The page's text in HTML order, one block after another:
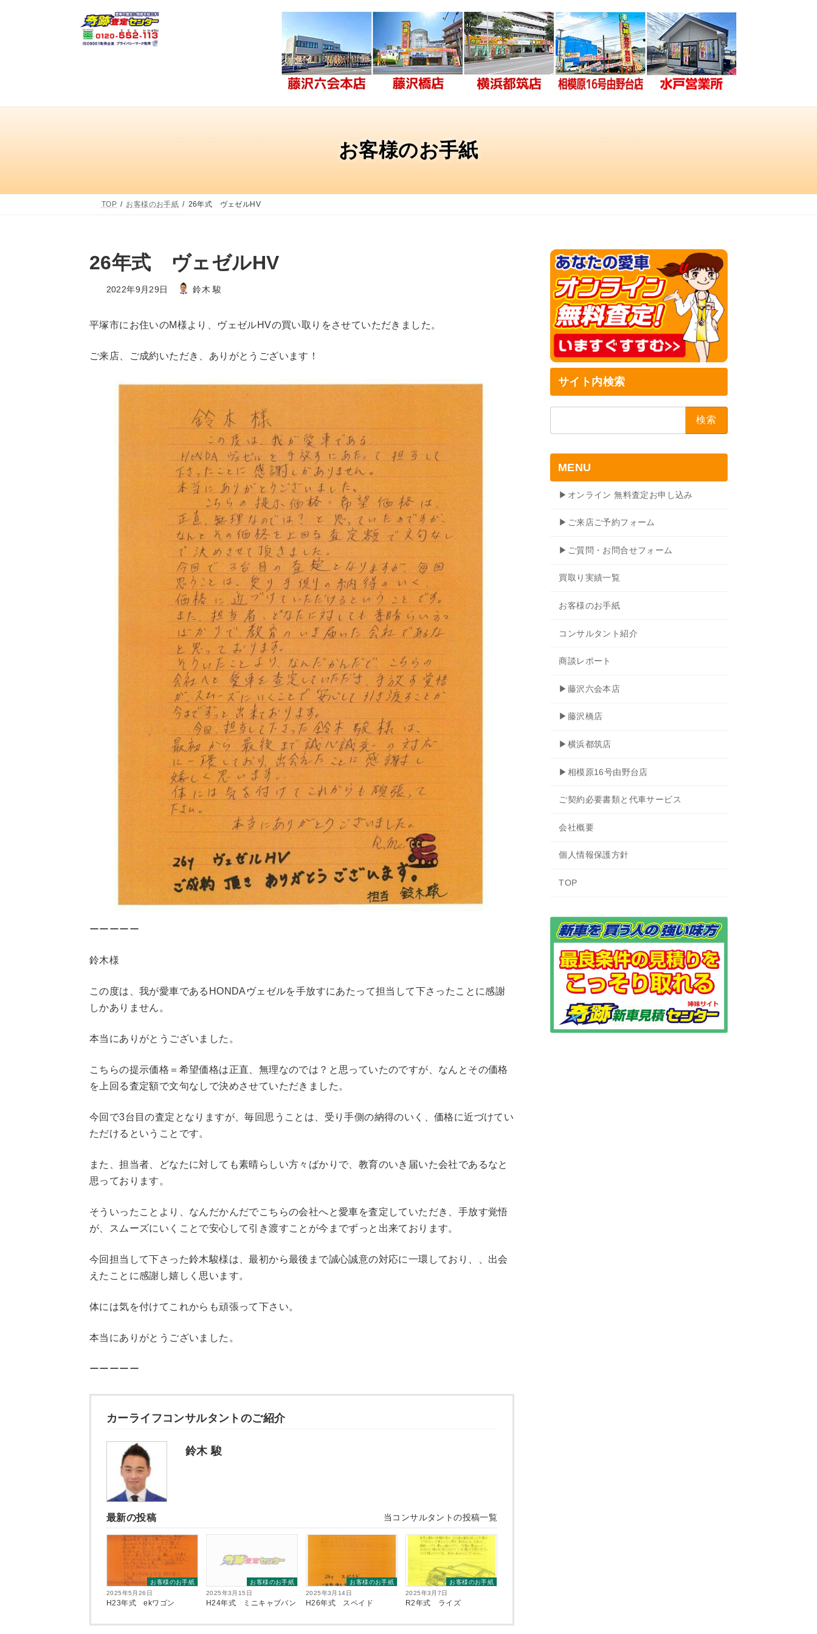
ス
ン
お客様のお手紙
TOP お客様のお手紙 26年式 ヴェゼルHV
26年式 ヴェゼルHV
最
更
新
時
2022年9月29日 鈴木 駿
平塚市にお住いのM様より、ヴェゼルHVの買い取りをさせていただきました。
ご来店、ご成約いただき、ありがとうございます！
ーーーーー
鈴木様
この度は、我が愛車であるHONDAヴェゼルを手放すにあたって担当して下さったことに感謝
しかありません。
本当にありがとうございました。
こちらの提示価格＝希望価格は正直、無理なのでは？と思っていたのですが、なんとその価格
を上回る査定額で文句なしで決めさせていただきました。
今回で3台目の査定となりますが、毎回思うことは、受り手側の納得のいく、価格に近づけてい
ただけるということです。
また、担当者、どなたに対しても素晴らしい方々ばかりで、教育のいき届いた会社であるなと
思っております。
そういったことより、なんだかんだでこちらの会社へと愛車を査定していただき、手放す覚悟
が、スムーズにいくことで安心して引き渡すことが今までずっと出来ております。
今回担当して下さった鈴木駿様は、最初から最後まで誠心誠意の対応に一環しており、、出会
えたことに感謝し嬉しく思います。
体には気を付けてこれからも頑張って下さい。
本当にありがとうございました。
ーーーーー
カーライフコンサルタントのご紹介
鈴木 駿
最新の投稿 当コンサルタントの投稿一覧
お客様のお手紙
2025年5月26日
H23年式 ekワゴン
お客様のお手紙
2025年3月15日
H24年式 ミニキャブバン
お客様のお手紙
2025年3月14日
H26年式 スペイド
お客様のお手紙
2025年3月7日
R2年式 ライズ
サイト内検索
索:
MENU
▶オンライン 無料査定お申し込み
▶ご来店ご予約フォーム
▶ご質問・お問合せフォーム
買取り実績一覧
お客様のお手紙
コンサルタント紹介
商談レポート
▶藤沢六会本店
▶藤沢橋店
▶横浜都筑店
▶相模原16号由野台店
ご契約必要書類と代車サービス
会社概要
個人情報保護方針
TOP